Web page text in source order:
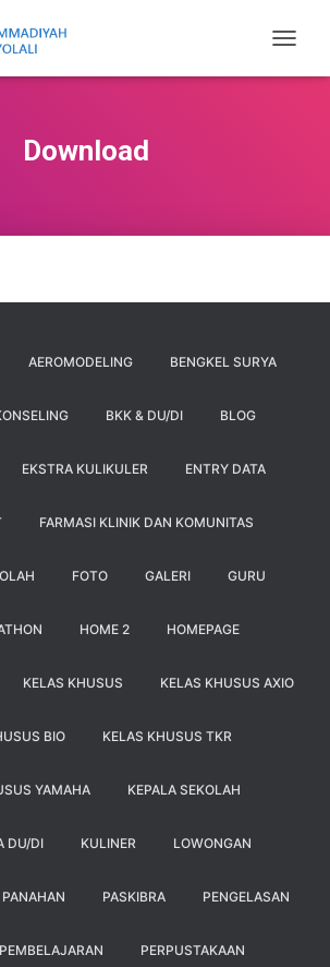
O
T
Download
AEROMODELING BENGKEL SURYA
BKK & DU/DI BLOG
EKSTRA KULIKULER ENTRY DATA
FARMASI KLINIK DAN KOMUNITAS
FOTO GALERI GURU
HOME 2 HOMEPAGE
KELAS KHUSUS KELAS KHUSUS AXIO
BIO KELAS KHUSUS TKR
YAMAHA KEPALA SEKOLAH
DU/DI KULINER LOWONGAN
PANAHAN PASKIBRA PENGELASAN
PERPUSTAKAAN